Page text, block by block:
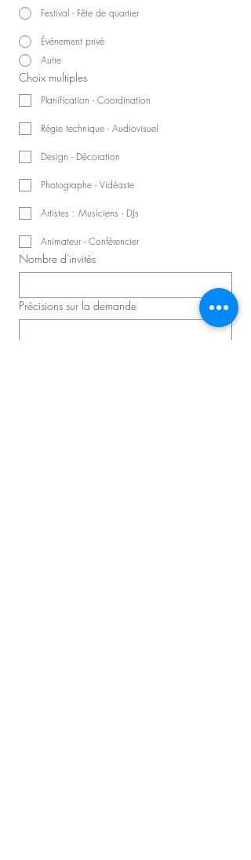
Festival - Fête de quartier
Événement privé
Autre
Choix multiples
Planification - Coordination
Régie technique - Audiovisuel
Design - Décoration
Photographe - Vidéaste
Artistes : Musiciens - DJs
Animateur - Conférencier
Nombre d'invités
Précisions sur la demande